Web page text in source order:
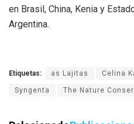
en Brasil, China, Kenia y
Argentina.
Etiquetas: as Lajitas Celina
Syngenta The Nature